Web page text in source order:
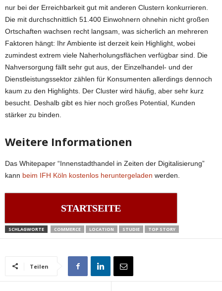
nur bei der Erreichbarkeit gut mit anderen Clustern konkurrieren.
Die mit durchschnittlich 51.400 Einwohnern ohnehin nicht großen
Ortschaften wachsen recht langsam, was sicherlich an mehreren
Faktoren hängt: Ihr Ambiente ist derzeit kein Highlight, wobei
zumindest extrem viele Naherholungsflächen verfügbar sind. Die
Nahversorgung fällt sehr gut aus, der Einzelhandel- und der
Dienstleistungssektor zählen für Konsumenten allerdings dennoch
kaum zu den Highlights. Der Cluster wird häufig, aber sehr kurz
besucht. Deshalb gibt es hier noch großes Potential, Kunden
stärker zu binden.
Weitere Informationen
Das Whitepaper “Innenstadthandel in Zeiten der Digitalisierung”
kann beim IFH Köln kostenlos heruntergeladen werden.
STARTSEITE
SCHLAGWORTE COMMERCE LOCATION STUDIE TOP STORY
Teilen